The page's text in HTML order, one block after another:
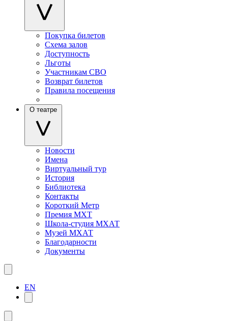
Покупка билетов
Схема залов
Доступность
Льготы
Участникам СВО
Возврат билетов
Правила посещения
О театре
Новости
Имена
Виртуальный тур
История
Библиотека
Контакты
Короткий Метр
Премия МХТ
Школа-студия МХАТ
Музей МХАТ
Благодарности
Документы
EN